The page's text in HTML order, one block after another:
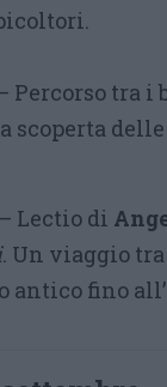
Percorso tra i
scoperta
– Lectio di
. Un viaggio
antico fino